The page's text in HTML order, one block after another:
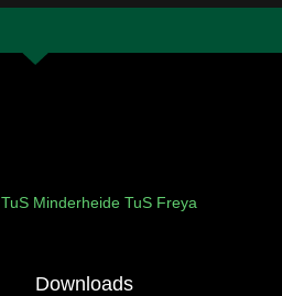
TuS Minderheide TuS Freya
Downloads